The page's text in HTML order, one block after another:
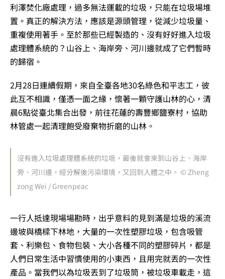
利澤焚化廠處理，過多無法運載的垃圾，只能在垃圾場堆
置。真正的解決方法，應該是源頭管理，從減少垃圾量、
重複使用著手。至於那些已經製造的、沒有好好進入垃圾
處理體系統的？山谷上、海岸旁、河川邊就成了它們暫時
的歸宿。
2月28日連續假期，來自全臺各地30名綠色和平志工，彼
此互不相識，僅憑一面之緣，懷著一顆守護山林的心，清
晨6點從臺北集合出發，前往花蓮的壽豐鄉鹽寮村，協助
林管處一起清理飽受廢棄物折磨的山林。
沒有進入垃圾處理體系統的垃圾，最後就會來到山谷上、海岸
旁、河川邊，經分解後污染環境，又回到人體之中。 © Zheng
zong Wei / Greenpeac
一行人抵達現場場勘時，出乎意料的見到滿是垃圾的溪流
邊坡與橋樑下林地，大量的一次性塑膠垃圾，包含吸管
套、利樂包、食物包裝、大小各種不同的塑膠碎片，都是
人們日常生活中習慣使用的小東西，且用完就丟的一次性
產品。當我們以為垃圾丟到了垃圾筒，被垃圾車載走，這